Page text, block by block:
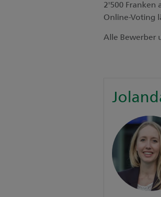
2'500 Franken
Online-Voting
Alle Bewerber